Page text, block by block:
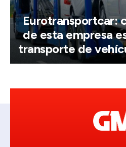
Eurotransportcar:
de esta empresa
transporte de